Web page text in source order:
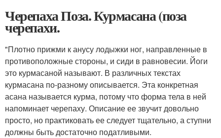
Черепаха Поза. Курмасана (поза
черепахи.
"Плотно прижми к анусу лодыжки ног, направленные в
противоположные стороны, и сиди в равновесии. Йоги
это курмасаной называют. В различных текстах
курмасана по-разному описывается. Эта конкретная
асана называется курма, потому что форма тела в ней
напоминает черепаху. Описание ее звучит довольно
просто, но практиковать ее следует тщательно, а ступни
должны быть достаточно податливыми.